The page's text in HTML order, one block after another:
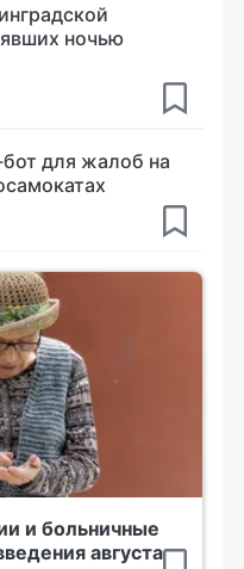
ночью
для жалоб на
и больничные
августа